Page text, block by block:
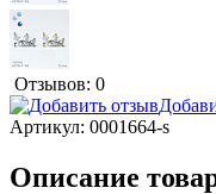
Отзывов: 0
Артикул: 0001664-s
Описание